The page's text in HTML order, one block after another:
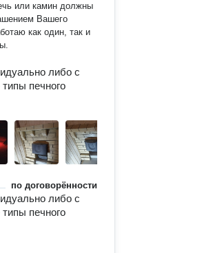
или камин должны
Вашего
как один, так и
либо с
печного
по договорённости
либо с
печного